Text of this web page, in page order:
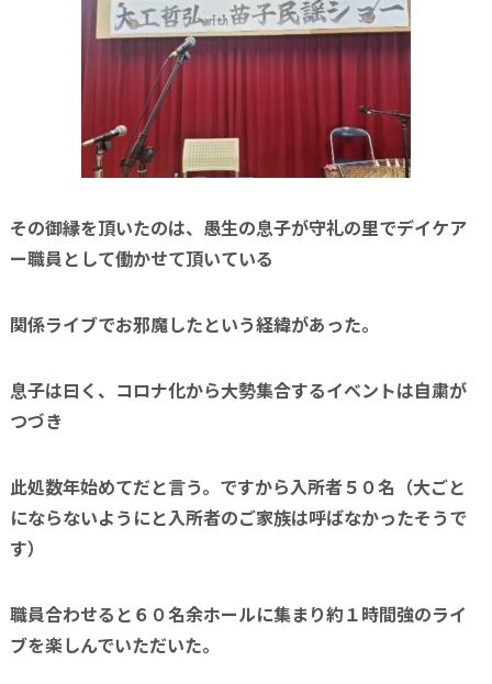
その御縁を頂いたのは、愚生の息子が守礼の里でデイケア
ー職員として働かせて頂いている
関係ライブでお邪魔したという経緯があった。
息子は曰く、コロナ化から大勢集合するイベントは自粛が
つづき
此処数年始めてだと言う。ですから入所者５０名（大ごと
にならないようにと入所者のご家族は呼ばなかったそうで
す）
職員合わせると６０名余ホールに集まり約１時間強のライ
ブを楽しんでいただいた。